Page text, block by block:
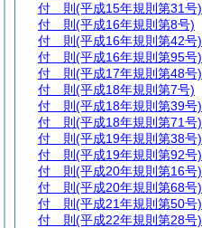
付 則 (平成15年規則第31号)
付 則 (平成16年規則第8号)
付 則 (平成16年規則第42号)
付 則 (平成16年規則第95号)
付 則 (平成17年規則第48号)
付 則 (平成18年規則第7号)
付 則 (平成18年規則第39号)
付 則 (平成18年規則第71号)
付 則 (平成19年規則第38号)
付 則 (平成19年規則第92号)
付 則 (平成20年規則第16号)
付 則 (平成20年規則第68号)
付 則 (平成21年規則第50号)
付 則 (平成22年規則第28号)